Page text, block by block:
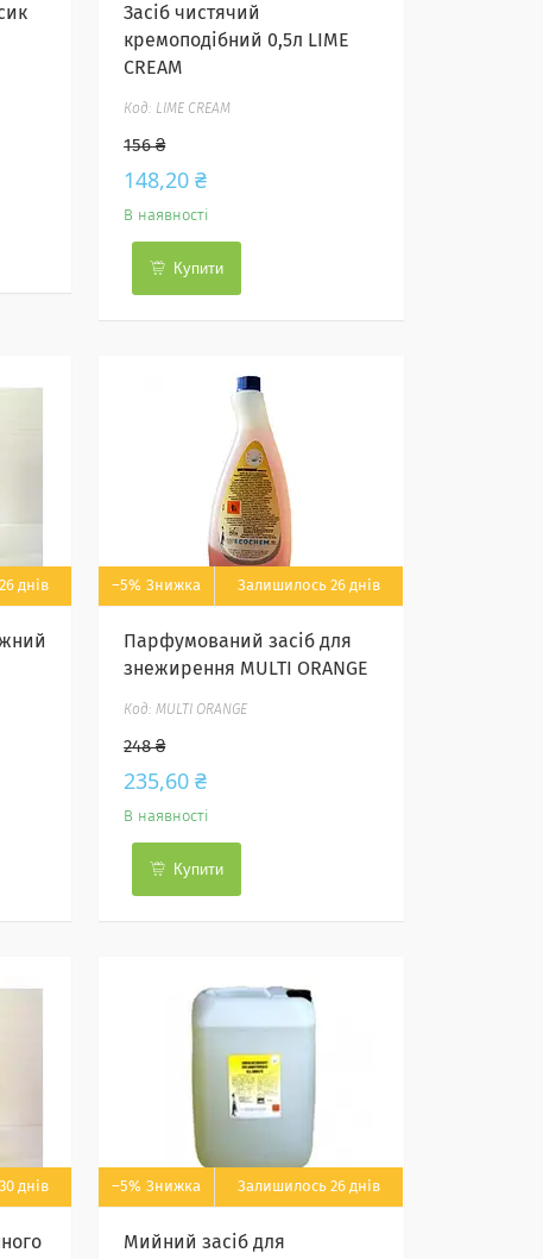
Засіб чистячий
кремоподібний 0,5л LIME
CREAM
LIME CREAM
156 ₴
148,20 ₴
В наявності
Купити
днів –5% Залишилось 26 днів
Парфумований засіб для
знежирення MULTI ORANGE
MULTI ORANGE
248 ₴
235,60 ₴
В наявності
Купити
днів –5% Залишилось 26 днів
Мийний засіб для